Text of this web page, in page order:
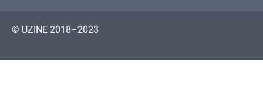
© UZINE 2018–2023